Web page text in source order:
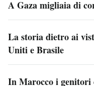
A Gaza migliaia di
La storia dietro ai
Uniti e Brasile
In Marocco i genitori